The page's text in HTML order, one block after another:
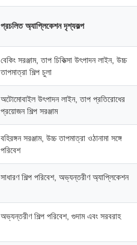
প্রচলিত অ্যাপ্লিকেশন দৃশ্যকল্প
বেকিং সরঞ্জাম, তাপ চিকিত্সা উৎপাদন লাইন, উচ্চ
তাপমাত্রা শিল্প চুলা
অটোমোবাইল উৎপাদন লাইন, তাপ প্রতিরোধের
প্রয়োজন শিল্প সরঞ্জাম
বহিরঙ্গন সরঞ্জাম, উচ্চ তাপমাত্রা ওঠানামা সঙ্গে
পরিবেশ
সাধারণ শিল্প পরিবেশ, অভ্যন্তরীণ অ্যাপ্লিকেশন
অভ্যন্তরীণ শিল্প পরিবেশ, গুদাম এবং সরবরাহ